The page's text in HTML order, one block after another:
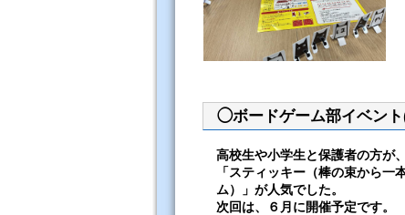
◯ボードゲーム部イベント
高校生や小学生と保護者の方が
「スティッキー（棒の束から
ム）」が人気でした。
次回は、６月に開催予定です。